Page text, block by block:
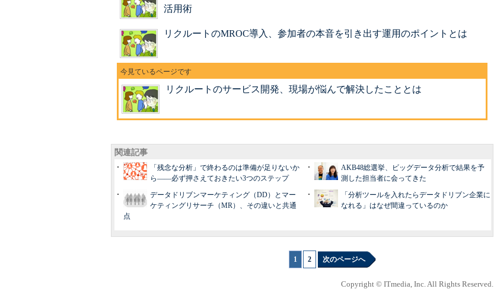
活用術
リクルートのMROC導入、参加者の本音を引き出す運用のポイントとは
リクルートのサービス開発、現場が悩んで解決したこととは
関連記事
「残念な分析」で終わるのは準備が足りないか
ら――必ず押さえておきたい3つのステップ
AKB48総選挙、ビッグデータ分析で結果を予
測した担当者に会ってきた
データドリブンマーケティング（DD）とマー
ケティングリサーチ（MR）、その違いと共通
点
「分析ツールを入れたらデータドリブン企業に
なれる」はなぜ間違っているのか
1 2 次のページへ
Copyright © ITmedia, Inc. All Rights Reserved.